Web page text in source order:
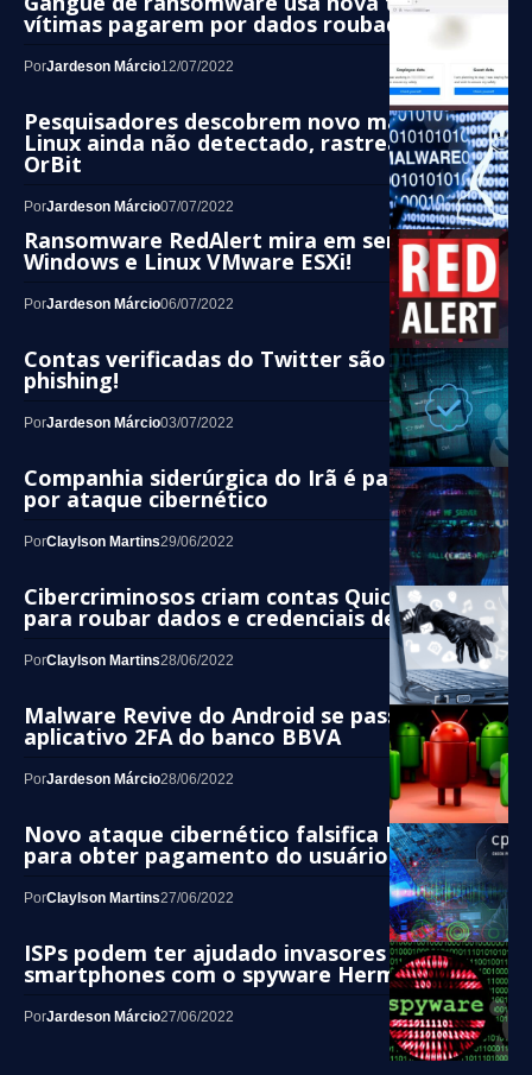
vítimas pagarem por dados roubados
PorJardeson Márcio12/07/2022
Pesquisadores descobrem novo malware
Linux ainda não detectado, rastreado como
OrBit
PorJardeson Márcio07/07/2022
Ransomware RedAlert mira em servidores
Windows e Linux VMware ESXi!
PorJardeson Márcio06/07/2022
Contas verificadas do Twitter são alvos de
phishing!
PorJardeson Márcio03/07/2022
Companhia siderúrgica do Irã é paralisada
por ataque cibernético
PorClaylson Martins29/06/2022
Cibercriminosos criam contas QuickBooks
para roubar dados e credenciais de usuários
PorClaylson Martins28/06/2022
Malware Revive do Android se passa por
aplicativo 2FA do banco BBVA
PorJardeson Márcio28/06/2022
Novo ataque cibernético falsifica PayPal
para obter pagamento do usuário final
PorClaylson Martins27/06/2022
ISPs podem ter ajudado invasores a infectar
smartphones com o spyware Hermit
PorJardeson Márcio27/06/2022